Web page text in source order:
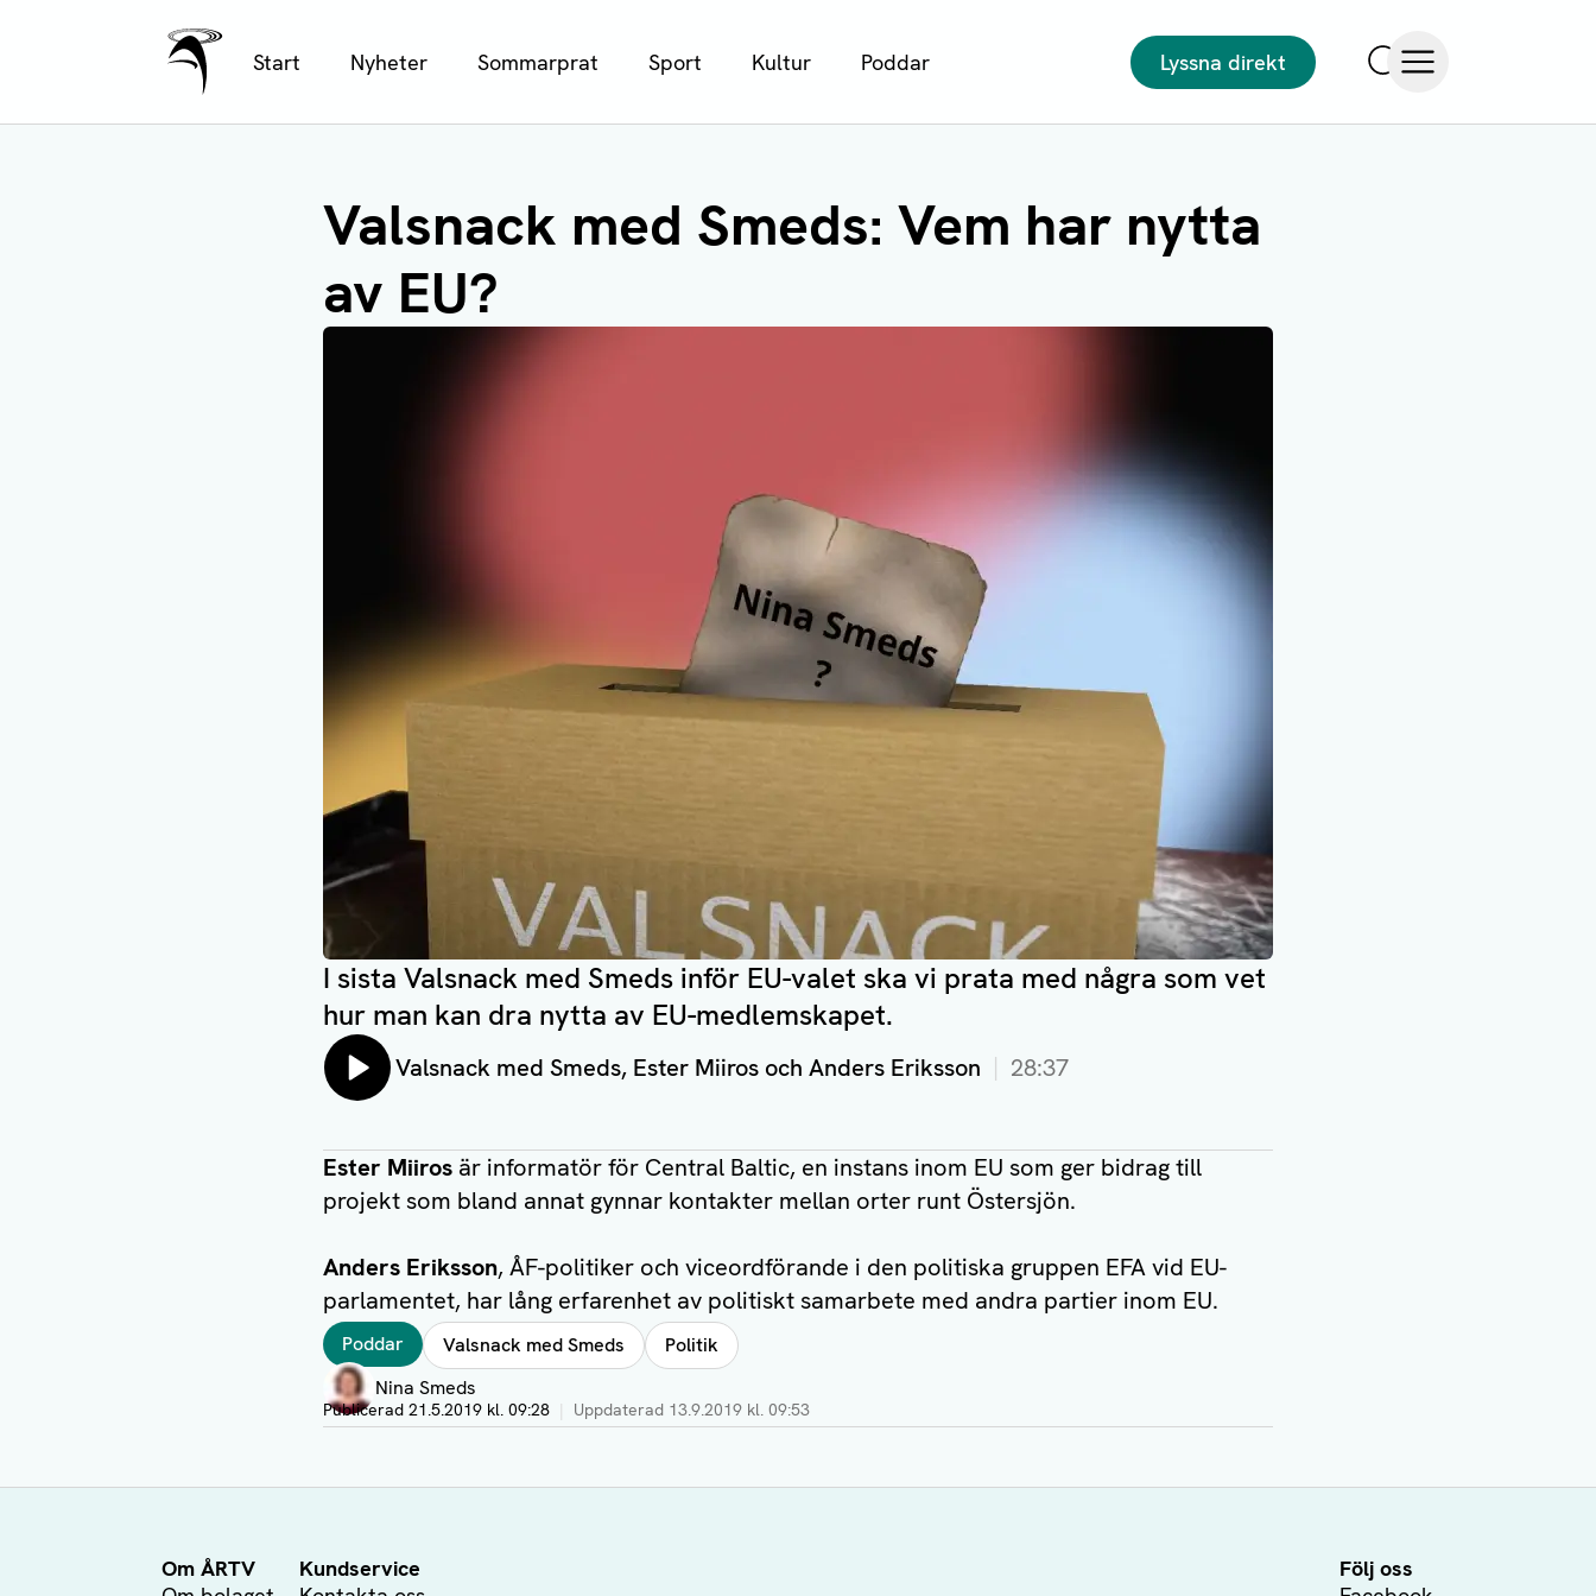
Ålands Radio & TV
Start Nyheter Sommarprat Sport Kultur Poddar
Lyssna direkt
Valsnack med Smeds: Vem har nytta
av EU?
I sista Valsnack med Smeds inför EU-valet ska vi prata med några som vet
hur man kan dra nytta av EU-medlemskapet.
Lyssna på:
Valsnack med Smeds, Ester Miiros och Anders Eriksson 28:37
Ester Miiros är informatör för Central Baltic, en instans inom EU som ger bidrag till
projekt som bland annat gynnar kontakter mellan orter runt Östersjön.
Anders Eriksson, ÅF-politiker och viceordförande i den politiska gruppen EFA vid EU-
parlamentet, har lång erfarenhet av politiskt samarbete med andra partier inom EU.
Taggar
Poddar Valsnack med Smeds Politik
Författare
Nina Smeds
Publicerad 21.5.2019 kl. 09:28 Uppdaterad 13.9.2019 kl. 09:53
Om ÅRTV
Kundservice
Följ oss